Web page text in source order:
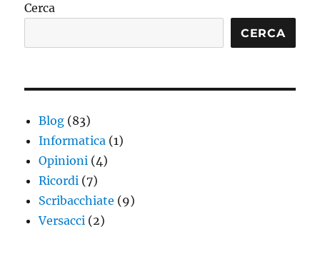
Cerca
CERCA
Blog (83)
Informatica (1)
Opinioni (4)
Ricordi (7)
Scribacchiate (9)
Versacci (2)